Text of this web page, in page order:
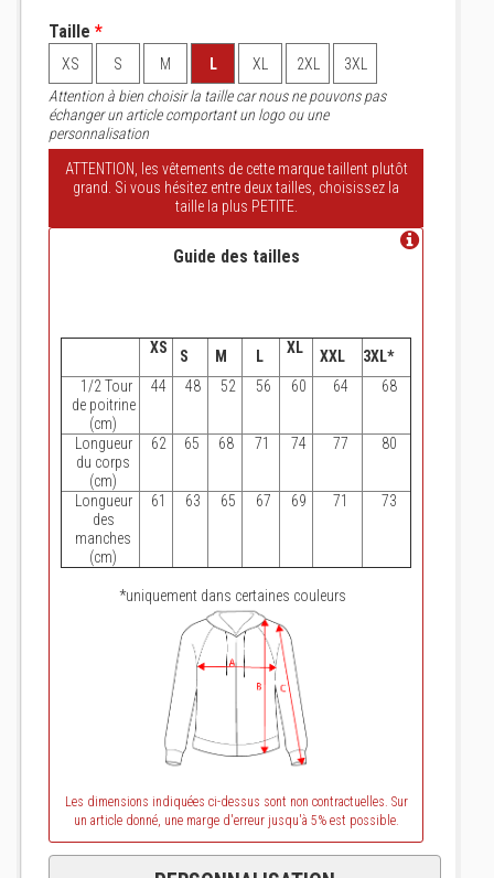
Taille *
XS S M L XL 2XL
3XL
Attention à bien choisir la taille car nous ne pouvons pas
échanger un article comportant un logo ou une
personnalisation
ATTENTION, les vêtements de cette marque taillent plutôt
grand. Si vous hésitez entre deux tailles, choisissez la
taille la plus PETITE.
Guide des tailles
XS S M L XL XXL
3XL*
1/2 Tour
de poitrine
(cm)
44 48 52 56 60 64 68
Longueur
du corps
(cm)
62 65 68 71 74 77 80
Longueur
des
manches
(cm)
61 63 65 67 69 71 73
*uniquement dans certaines couleurs
Les dimensions indiquées ci-dessus sont non contractuelles. Sur
un article donné, une marge d'erreur jusqu'à 5% est possible.